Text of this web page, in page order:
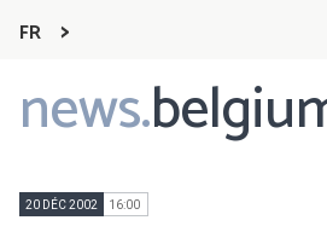
FR
news.
Main
navigation
20 DÉC 2002 16:00